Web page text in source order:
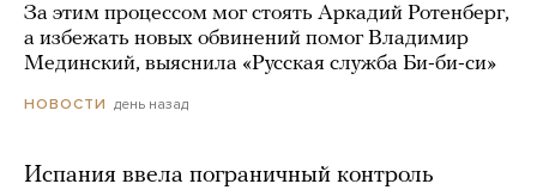
За этим процессом мог стоять Аркадий Ротенберг,
а избежать новых обвинений помог Владимир
Мединский, выяснила «Русская служба Би-би-си»
НОВОСТИ день назад
Испания ввела пограничный контроль